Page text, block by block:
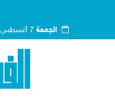
الجمعة